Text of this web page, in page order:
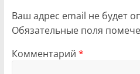
Ваш адрес email не будет
Обязательные поля
Комментарий *